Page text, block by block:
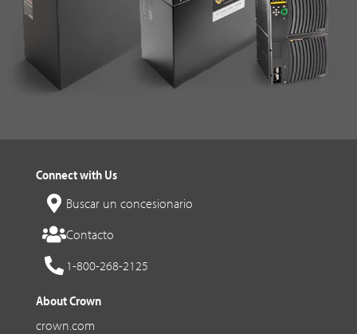
Connect with Us
Buscar un concesionario
Contacto
1-800-268-2125
About Crown
crown.com